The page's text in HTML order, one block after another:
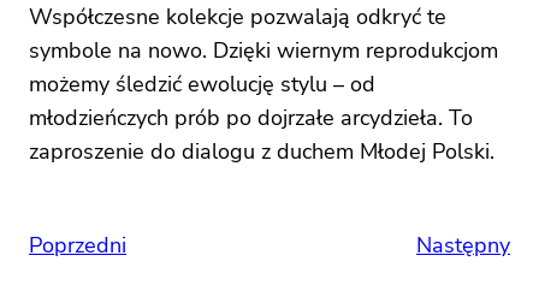
Współczesne kolekcje pozwalają odkryć te
symbole na nowo. Dzięki wiernym reprodukcjom
możemy śledzić ewolucję stylu – od
młodzieńczych prób po dojrzałe arcydzieła. To
zaproszenie do dialogu z duchem Młodej Polski.
Poprzedni Następny